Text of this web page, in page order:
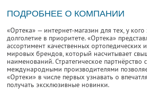
ПОДРОБНЕЕ О КОМПАНИИ
«Ортека» — интернет-магазин для тех, у
долголетие в приоритете. «Ортека»
ассортимент качественных ортопедических
мировых брендов, который насчитывает
наименований. Стратегическое партнёрство
международными производителями
«Ортеки» в числе первых узнавать о
получать эксклюзивные новинки.